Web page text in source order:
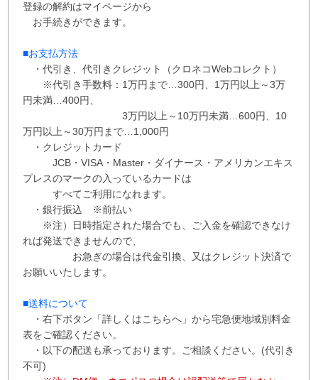
登録の解約はマイページから
お手続きができます。
■お支払方法
・代引き、代引きクレジット（クロネコWebコレクト）
※代引き手数料： 1万円まで…300円、 1万円以上～3万
円未満…400円、
3万円以上～10万円未満…600円、 10
万円以上～30万円まで…1,000円
・クレジットカード
JCB・VISA・Master・ダイナース・アメリカンエキス
プレスのマークの入っているカードは
すべてご利用になれます。
・銀行振込 ※前払い
※注）日時指定された場合でも、ご入金を確認できなけ
れば発送できませんので、
お急ぎの場合は代金引換、又はクレジット決済で
お願いいたします。
■送料について
・右下ボタン 「詳しくはこちらへ」から宅急便地域別料金
表をご確認ください。
・以下の配送も承っております。ご相談ください。(代引き
不可)